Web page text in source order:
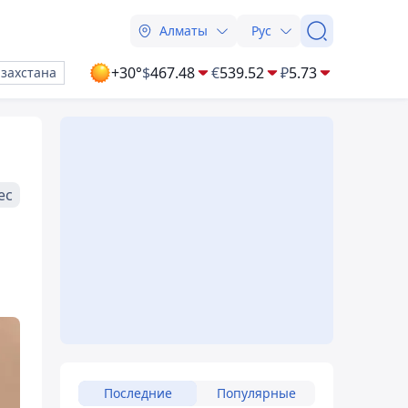
Алматы Рус
+30°$467.48 €539.52 ₽5.73
Последние Популярные